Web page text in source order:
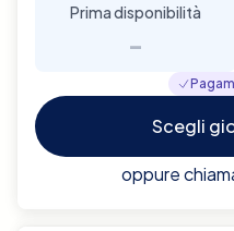
Prima disponibilità
-
Scegli
oppure